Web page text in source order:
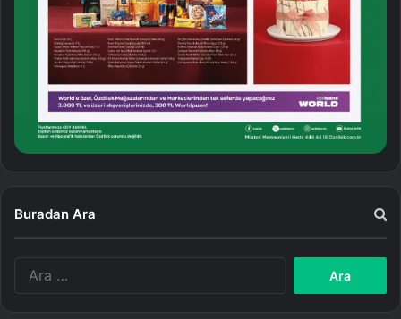
Buradan Ara